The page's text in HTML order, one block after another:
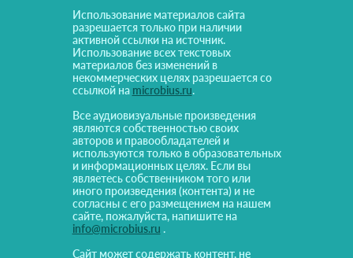
Использование материалов сайта
разрешается только при наличии
активной ссылки на источник.
Использование всех текстовых
материалов без изменений в
некоммерческих целях разрешается со
ссылкой на microbius.ru.
Все аудиовизуальные произведения
являются собственностью своих
авторов и правообладателей и
используются только в образовательных
и информационных целях. Если вы
являетесь собственником того или
иного произведения (контента) и не
согласны с его размещением на нашем
сайте, пожалуйста, напишите на
info@microbius.ru .
Сайт может содержать контент, не